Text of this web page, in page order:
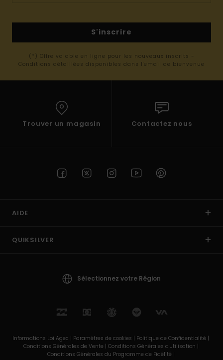
S'inscrire
(*) Offre valable en ligne pour les nouveaux inscrits -
Conditions détaillées disponibles dans l'email de bienvenue
Trouver un magasin Contactez nous
AIDE
QUIKSILVER
Sélectionnez votre Région
Informations Loi Agec | Paramètres de cookies | Politique de Confidentialité |
Conditions Générales de Vente | Conditions Générales d'Utilisation |
Conditions Générales du Programme de Fidélité |